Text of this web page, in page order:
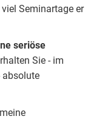
Seminartage er
seriöse
Sie - im
absolute